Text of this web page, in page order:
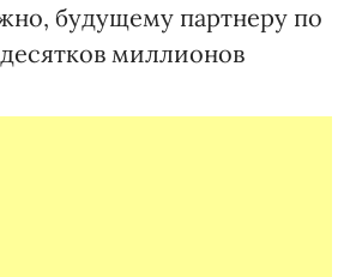
будущему партнеру по
миллионов